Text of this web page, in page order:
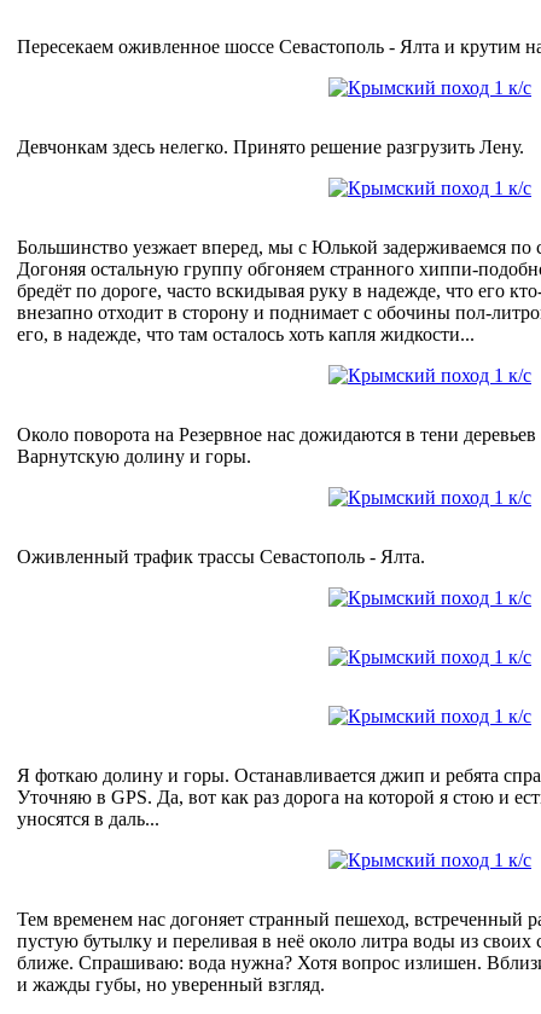
Пересекаем оживленное шоссе Севастополь - Ялта и крутим
Девчонкам здесь нелегко. Принято решение разгрузить Лену.
Большинство уезжает вперед, мы с Юлькой задерживаемся по
Догоняя остальную группу обгоняем странного хиппи-
бредёт по дороге, часто вскидывая руку в надежде, что его
внезапно отходит в сторону и поднимает с обочины пол-
его, в надежде, что там осталось хоть капля жидкости...
Около поворота на Резервное нас дожидаются в тени
Варнутскую долину и горы.
Оживленный трафик трассы Севастополь - Ялта.
Я фоткаю долину и горы. Останавливается джип и ребята
Уточняю в GPS. Да, вот как раз дорога на которой я стою и
уносятся в даль...
Тем временем нас догоняет странный пешеход, встреченный
пустую бутылку и переливая в неё около литра воды из
ближе. Спрашиваю: вода нужна? Хотя вопрос излишен.
и жажды губы, но уверенный взгляд.